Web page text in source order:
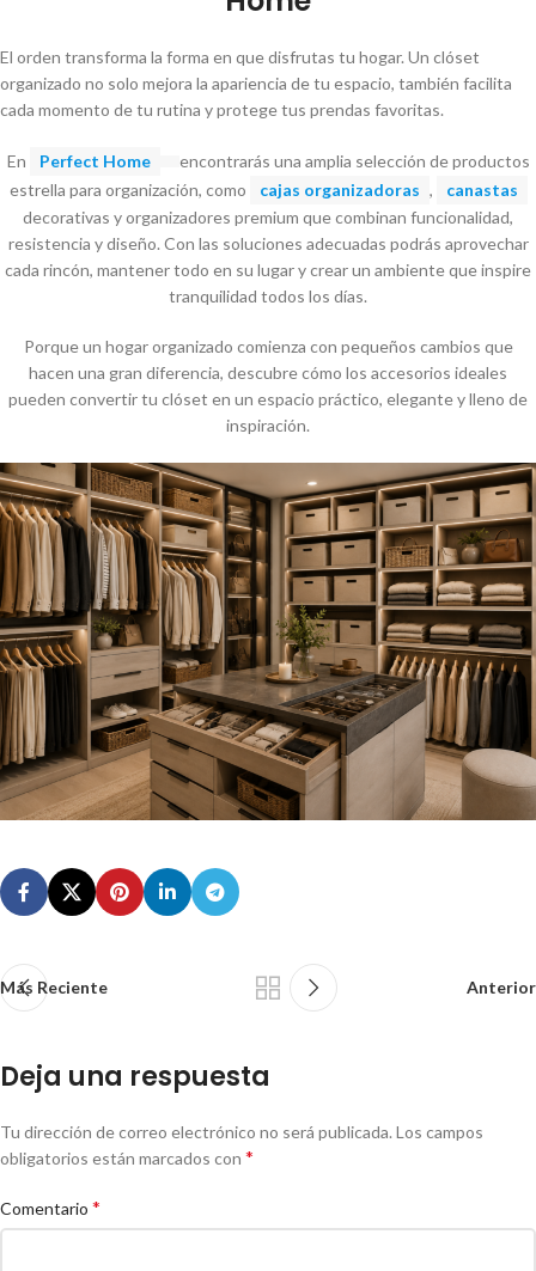
El orden transforma la forma en que disfrutas tu hogar. Un clóset
organizado no solo mejora la apariencia de tu espacio, también facilita
cada momento de tu rutina y protege tus prendas favoritas.
En Perfect Home
encontrarás una amplia selección de productos
estrella para organización, como
cajas organizadoras ,
canastas
decorativas y organizadores premium que combinan funcionalidad,
resistencia y diseño. Con las soluciones adecuadas podrás aprovechar
cada rincón, mantener todo en su lugar y crear un ambiente que inspire
tranquilidad todos los días.
Porque un hogar organizado comienza con pequeños cambios que
hacen una gran diferencia, descubre cómo los accesorios ideales
pueden convertir tu clóset en un espacio práctico, elegante y lleno de
inspiración.
Más Reciente Anterior
Deja una respuesta
Tu dirección de correo electrónico no será publicada. Los campos
obligatorios están marcados con *
Comentario *